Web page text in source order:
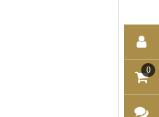
0